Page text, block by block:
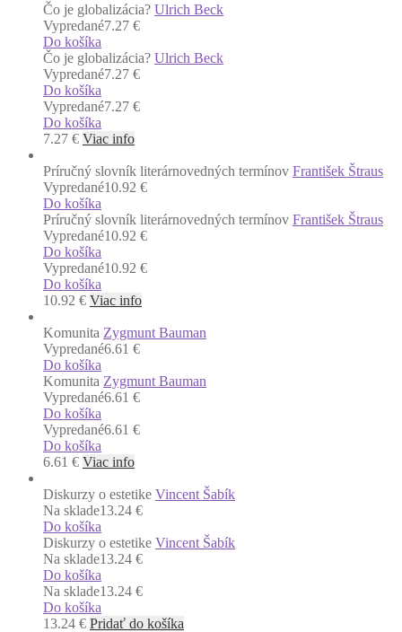
Čo je globalizácia? Ulrich Beck
Vypredané7.27 €
Do košíka
Čo je globalizácia? Ulrich Beck
Vypredané7.27 €
Do košíka
Vypredané7.27 €
Do košíka
7.27 € Viac info
Príručný slovník literárnovedných termínov František Štraus
Vypredané10.92 €
Do košíka
Príručný slovník literárnovedných termínov František Štraus
Vypredané10.92 €
Do košíka
Vypredané10.92 €
Do košíka
10.92 € Viac info
Komunita Zygmunt Bauman
Vypredané6.61 €
Do košíka
Komunita Zygmunt Bauman
Vypredané6.61 €
Do košíka
Vypredané6.61 €
Do košíka
6.61 € Viac info
Diskurzy o estetike Vincent Šabík
Na sklade13.24 €
Do košíka
Diskurzy o estetike Vincent Šabík
Na sklade13.24 €
Do košíka
Na sklade13.24 €
Do košíka
13.24 € Pridať do košíka